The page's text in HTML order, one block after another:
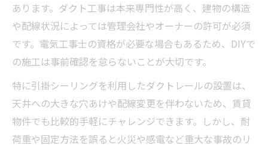
あります。ダクト工事は本来専門性が高く、建物の構造
や配線状況によっては管理会社やオーナーの許可が必須
です。電気工事士の資格が必要な場合もあるため、DIYで
の施工は事前確認を怠らないことが大切です。
特に引掛シーリングを利用したダクトレールの設置は、
天井への大きな穴あけや配線変更を伴わないため、賃貸
物件でも比較的手軽にチャレンジできます。しかし、耐
荷重や固定方法を誤ると火災や感電など重大な事故のリ